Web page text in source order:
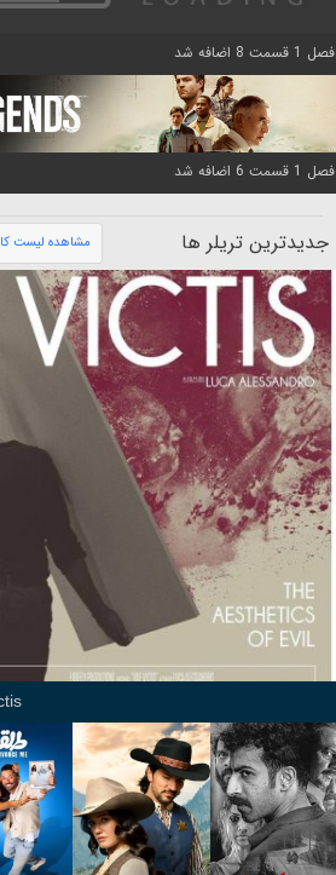
فصل 1 قسمت 8 اضافه شد
فصل 1 قسمت 6 اضافه شد
جدیدترین تریلر ها مشاهده لیست